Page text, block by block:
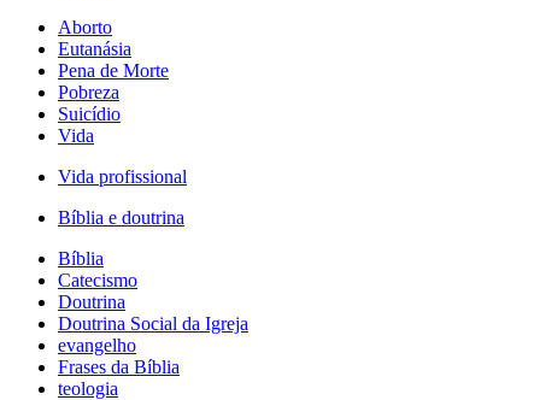
Aborto
Eutanásia
Pena de Morte
Pobreza
Suicídio
Vida
Vida profissional
Bíblia e doutrina
Bíblia
Catecismo
Doutrina
Doutrina Social da Igreja
evangelho
Frases da Bíblia
teologia